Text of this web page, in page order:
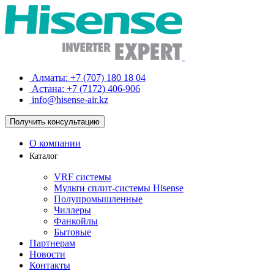
Алматы: +7 (707) 180 18 04
Астана: +7 (7172) 406-906
info@hisense-air.kz
Получить консультацию
О компании
Каталог
VRF системы
Мульти сплит-системы Hisense
Полупромышленные
Чиллеры
Фанкойлы
Бытовые
Партнерам
Новости
Контакты